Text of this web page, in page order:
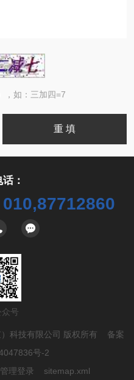
，如：三加四=7
：
号
科技有限公司 版权所有 备案
号-2
管理登录 sitemap.xml